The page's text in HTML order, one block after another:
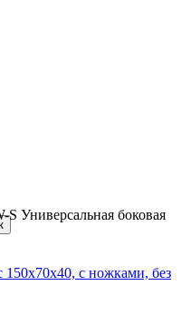
Универсальная боковая
150х70х40, с ножками, без